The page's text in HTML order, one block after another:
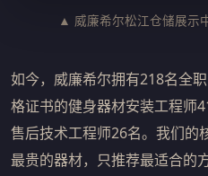
▲ 威廉希尔松江仓储展示
如今，威廉希尔拥有218名全
格证书的健身器材安装工程师
售后技术工程师26名。我们的
最贵的器材，只推荐最适合的